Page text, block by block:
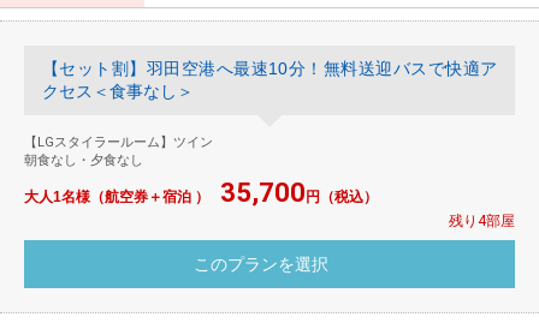
【セット割】羽田空港へ最速10分！無料送迎バスで快適ア
クセス＜食事なし＞
【LGスタイラールーム】ツイン
朝食なし・夕食なし
大人1名様（航空券＋宿泊 ） 35,700 円（税込）
残り4部屋